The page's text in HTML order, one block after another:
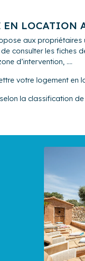
EN LOCATION
aux propriétaires
consulter les fiches
d’intervention, ....
votre logement en
la classification